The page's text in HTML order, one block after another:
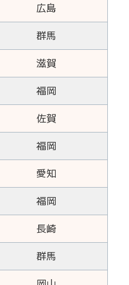
広島
群馬
滋賀
福岡
佐賀
福岡
愛知
福岡
長崎
群馬